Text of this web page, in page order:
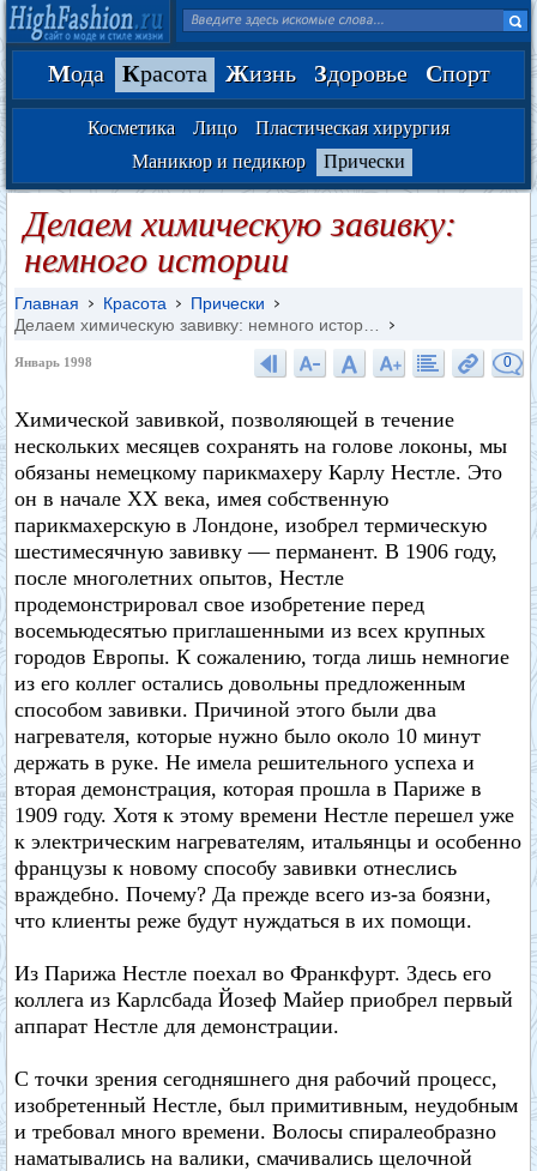
Мода Красота Жизнь Здоровье Спорт
Косметика Лицо
Пластическая хирургия
Маникюр и педикюр
Прически
Делаем химическую завивку:
немного истории
Главная Красота
Прически
Делаем химическую завивку: немного истор…
Январь 1998 0
Химической завивкой, позволяющей в течение
нескольких месяцев сохранять на голове локоны, мы
обязаны немецкому парикмахеру Карлу Нестле. Это
он в начале XX века, имея собственную
парикмахерскую в Лондоне, изобрел термическую
шестимесячную завивку — перманент. В 1906 году,
после многолетних опытов, Нестле
продемонстрировал свое изобретение перед
восемьюдесятью приглашенными из всех крупных
городов Европы. К сожалению, тогда лишь немногие
из его коллег остались довольны предложенным
способом завивки. Причиной этого были два
нагревателя, которые нужно было около 10 минут
держать в руке. Не имела решительного успеха и
вторая демонстрация, которая прошла в Париже в
1909 году. Хотя к этому времени Нестле перешел уже
к электрическим нагревателям, итальянцы и особенно
французы к новому способу завивки отнеслись
враждебно. Почему? Да прежде всего из-за боязни,
что клиенты реже будут нуждаться в их помощи.
Из Парижа Нестле поехал во Франкфурт. Здесь его
коллега из Карлсбада Йозеф Майер приобрел первый
аппарат Нестле для демонстрации.
С точки зрения сегодняшнего дня рабочий процесс,
изобретенный Нестле, был примитивным, неудобным
и требовал много времени. Волосы спиралеобразно
наматывались на валики, смачивались щелочной